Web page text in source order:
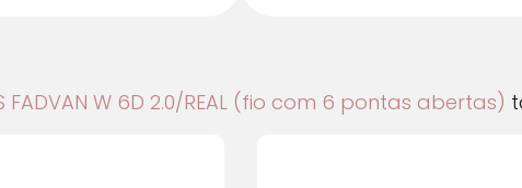
FADVAN W 6D 2.0/REAL (fio com 6 pontas abertas)